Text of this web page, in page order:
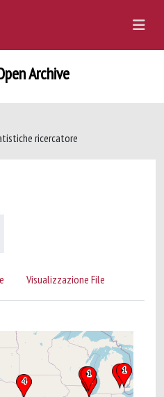
Archive
ricercatore
Visualizzazione File